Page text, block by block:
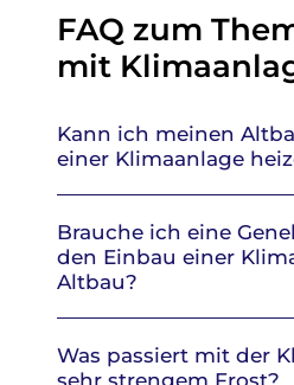
FAQ zum
mit
Kann ich meinen
einer Klimaanlage
Brauche ich eine
den Einbau einer
Altbau?
Was passiert mit der